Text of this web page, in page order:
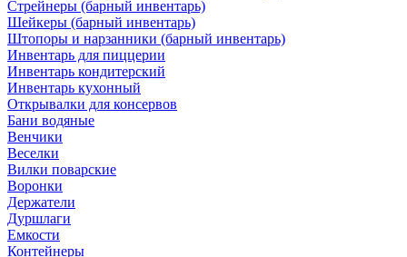
Стрейнеры (барный инвентарь)
Шейкеры (барный инвентарь)
Штопоры и нарзанники (барный инвентарь)
Инвентарь для пиццерии
Инвентарь кондитерский
Инвентарь кухонный
Открывалки для консервов
Бани водяные
Венчики
Веселки
Вилки поварские
Воронки
Держатели
Дуршлаги
Емкости
Контейнеры